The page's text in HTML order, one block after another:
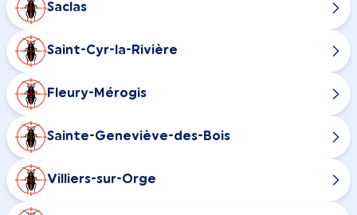
Saclas
Saint-Cyr-la-Rivière
Fleury-Mérogis
Sainte-Geneviève-des-Bois
Villiers-sur-Orge